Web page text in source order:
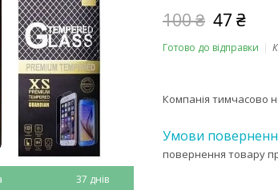
37 днів
100 ₴ 47 ₴
Готово до відправки
Компанія тимчасово
повернення товару